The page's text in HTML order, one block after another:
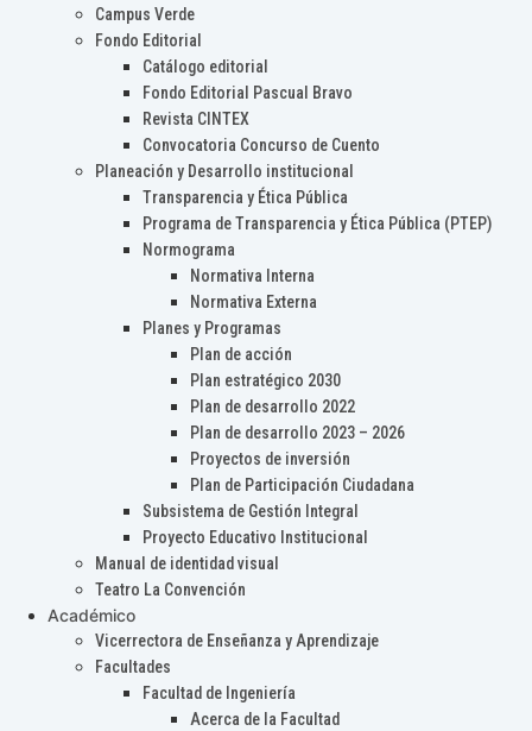
Campus Verde
Fondo Editorial
Catálogo editorial
Fondo Editorial Pascual Bravo
Revista CINTEX
Convocatoria Concurso de Cuento
Planeación y Desarrollo institucional
Transparencia y Ética Pública
Programa de Transparencia y Ética Pública (PTEP)
Normograma
Normativa Interna
Normativa Externa
Planes y Programas
Plan de acción
Plan estratégico 2030
Plan de desarrollo 2022
Plan de desarrollo 2023 – 2026
Proyectos de inversión
Plan de Participación Ciudadana
Subsistema de Gestión Integral
Proyecto Educativo Institucional
Manual de identidad visual
Teatro La Convención
Académico
Vicerrectora de Enseñanza y Aprendizaje
Facultades
Facultad de Ingeniería
Acerca de la Facultad